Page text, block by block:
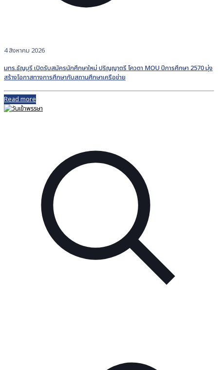
4 สิงหาคม 2026
มทร.ธัญบุรี เปิดรับสมัครนักศึกษาใหม่ ปริญญาตรี โควตา MOU ปีการศึกษา 2570 มุ่ง
สร้างโอกาสทางการศึกษากับสถานศึกษาเครือข่าย
Read more